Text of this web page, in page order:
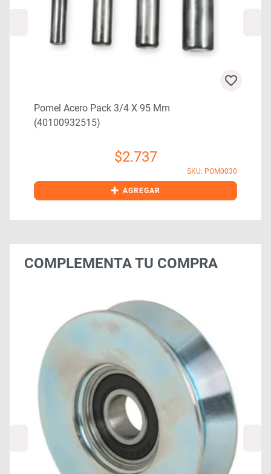
Pomel Acero Pack 3/4 X 95 Mm
(40100932515)
$2.737
SKU: POM0030
+ AGREGAR
COMPLEMENTA TU COMPRA